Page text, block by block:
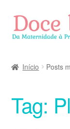
Pular
para
navegação
Pular
para
o
Início Posts
Tag: